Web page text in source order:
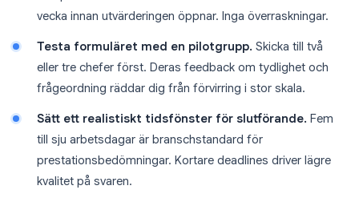
vecka innan utvärderingen öppnar. Inga överraskningar.
Testa formuläret med en pilotgrupp. Skicka till två
eller tre chefer först. Deras feedback om tydlighet och
frågeordning räddar dig från förvirring i stor skala.
Sätt ett realistiskt tidsfönster för slutförande. Fem
till sju arbetsdagar är branschstandard för
prestationsbedömningar. Kortare deadlines driver lägre
kvalitet på svaren.